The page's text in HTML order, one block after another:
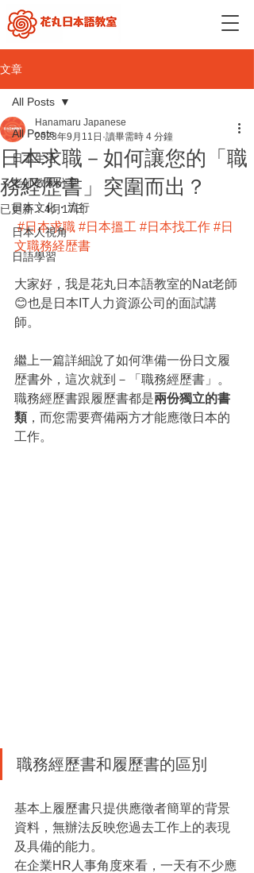
文章
All Posts
日本生活
老師教學分享
日本文化・流行
日本人視角
日語學習
All Posts
日本求職－如何讓您的「職
務経歴書」突圍而出？
Hanamaru Japanese
2023年9月11日 讀畢需時 4 分鐘
已更新：4月17日
#日本求職 #日本搵工 #日本找工作 #日
文職務経歴書
大家好，我是花丸日本語教室的Nat老師
😊也是日本IT人力資源公司的面試講
師。
繼上一篇詳細說了如何準備一份日文履
歴書外，這次就到－「職務經歷書」。
職務經歷書跟履歷書都是兩份獨立的書
類 ，而您需要齊備兩方才能應徵日本的
工作。
職務經歷書和履歷書的區別
基本上履歷書只提供應徵者簡單的背景
資料，無辦法反映您過去工作上的表現
及具備的能力。
在企業HR人事角度來看，一天有不少應